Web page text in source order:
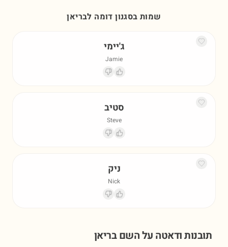
שמות בסגנון דומה לבריאן
ג'יימי
Jamie
סטיב
Steve
ניק
Nick
תובנות ודאטה על השםבריאן